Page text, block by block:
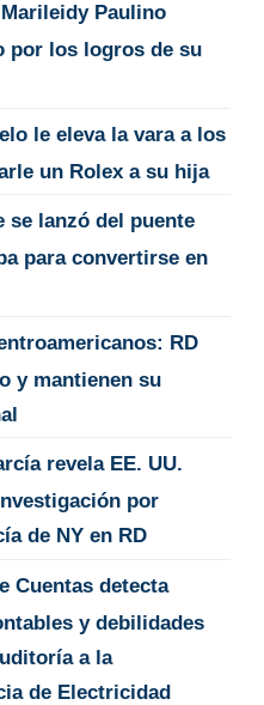
Marileidy Paulino
por los logros de su
le eleva la vara a los
un Rolex a su hija
se lanzó del puente
para convertirse en
RD
y mantienen su
revela EE. UU.
por
de NY en RD
Cuentas detecta
y debilidades
a la
de Electricidad